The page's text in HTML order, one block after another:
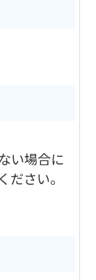
い場合に
さい。